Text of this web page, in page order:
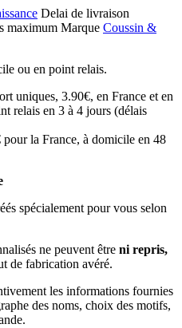
Delai de livraison
maximum Marque Coussin &
ou en point relais.
uniques, 3.90€, en France et en
relais en 3 à 4 jours (délais
pour la France, à domicile en 48
spécialement pour vous selon
ne peuvent être ni repris,
de fabrication avéré.
les informations fournies
des noms, choix des motifs,